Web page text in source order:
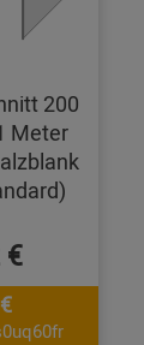
200
Meter
€